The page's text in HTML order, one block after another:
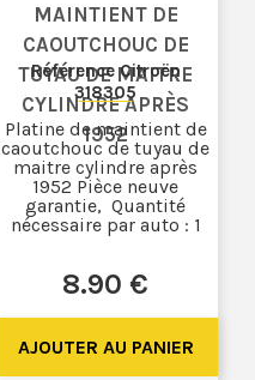
MAINTIENT DE
CAOUTCHOUC DE
TUYAU DE MAITRE
CYLINDRE APRÈS
1952
Référence Citroën
318305
8.90 €
Platine de maintient de
caoutchouc de tuyau de
maitre cylindre après
1952 Pièce neuve
garantie, Quantité
nécessaire par auto : 1